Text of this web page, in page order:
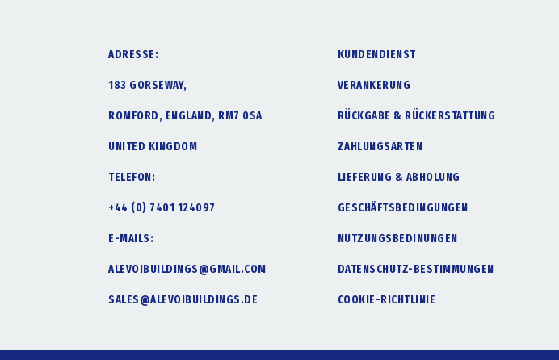
ADRESSE:
183 GORSEWAY,
ROMFORD, ENGLAND, RM7 0SA
UNITED KINGDOM
TELEFON:
+44 (0) 7401 124097
E-MAILS:
ALEVOIBUILDINGS@GMAIL.COM
SALES@ALEVOIBUILDINGS.DE
KUNDENDIENST
VERANKERUNG
RÜCKGABE & RÜCKERSTATTUNG
ZAHLUNGSARTEN
LIEFERUNG & ABHOLUNG
GESCHÄFTSBEDINGUNGEN
NUTZUNGSBEDINUNGEN
DATENSCHUTZ-BESTIMMUNGEN
COOKIE-RICHTLINIE